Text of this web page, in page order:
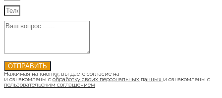
ОТПРАВИТЬ
Нажимая на кнопку, вы даете согласие на
и ознакомлены с обработку своих персональных данных и ознакомлены с
пользовательским соглашением